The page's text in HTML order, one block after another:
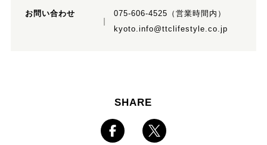
お問い合わせ
075-606-4525（営業時間内）
kyoto.info@ttclifestyle.co.jp
SHARE